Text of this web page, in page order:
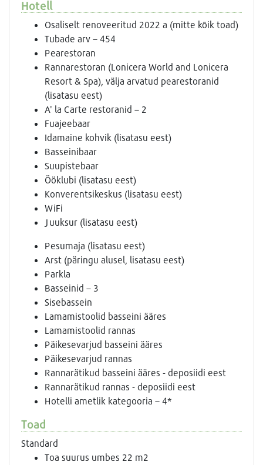
Hotell
Osaliselt renoveeritud 2022 a (mitte kõik toad)
Tubade arv – 454
Pearestoran
Rannarestoran (Lonicera World and Lonicera
Resort & Spa), välja arvatud pearestoranid
(lisatasu eest)
A' la Carte restoranid – 2
Fuajeebaar
Idamaine kohvik (lisatasu eest)
Basseinibaar
Suupistebaar
Ööklubi (lisatasu eest)
Konverentsikeskus (lisatasu eest)
WiFi
Juuksur (lisatasu eest)
Pesumaja (lisatasu eest)
Arst (päringu alusel, lisatasu eest)
Parkla
Basseinid – 3
Sisebassein
Lamamistoolid basseini ääres
Lamamistoolid rannas
Päikesevarjud basseini ääres
Päikesevarjud rannas
Rannarätikud basseini ääres - deposiidi eest
Rannarätikud rannas - deposiidi eest
Hotelli ametlik kategooria – 4*
Toad
Standard
Toa suurus umbes 22 m2